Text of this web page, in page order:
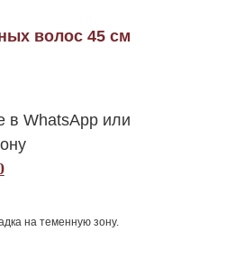
волос 45 см
в WhatsApp или
на теменную зону.